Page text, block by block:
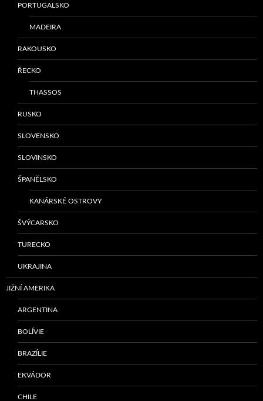
PORTUGALSKO
MADEIRA
RAKOUSKO
ŘECKO
THASSOS
RUSKO
SLOVENSKO
SLOVINSKO
ŠPANĚLSKO
KANÁRSKÉ OSTROVY
ŠVÝCARSKO
TURECKO
UKRAJINA
JIŽNÍ AMERIKA
ARGENTINA
BOLÍVIE
BRAZÍLIE
EKVÁDOR
CHILE